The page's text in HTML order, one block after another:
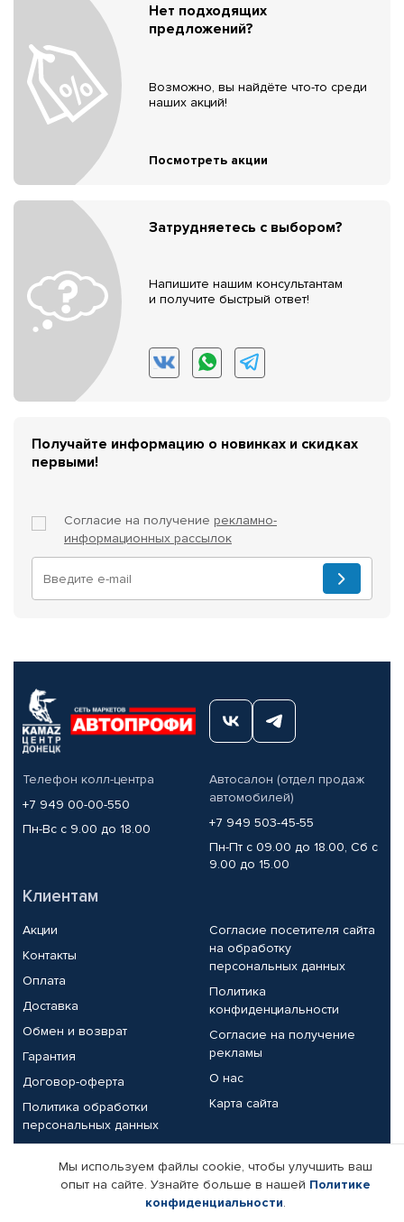
Нет подходящих
предложений?
Возможно, вы найдёте что-то среди
наших акций!
Посмотреть акции
Затрудняетесь с выбором?
Напишите нашим консультантам
и получите быстрый ответ!
Получайте информацию о новинках и скидках
первыми!
Согласие на получение рекламно-
информационных рассылок
Телефон колл-центра
+7 949 00-00-550
Пн-Вс с 9.00 до 18.00
Автосалон (отдел продаж
автомобилей)
+7 949 503-45-55
Пн-Пт с 09.00 до 18.00, Сб с
9.00 до 15.00
Клиентам
Акции
Контакты
Оплата
Доставка
Обмен и возврат
Гарантия
Договор-оферта
Политика обработки
персональных данных
Согласие посетителя сайта
на обработку
персональных данных
Политика
конфиденциальности
Согласие на получение
рекламы
О нас
Карта сайта
Партнерам
Корпоративным клиентам
Реквизиты компании
Мы используем файлы cookie, чтобы улучшить ваш
опыт на сайте. Узнайте больше в нашей Политике
конфиденциальности.